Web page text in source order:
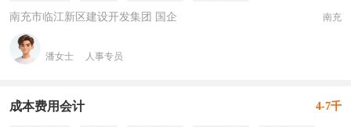
南充市临江新区建设开发集团 国企 南充
潘女士 人事专员
成本费用会计 4-7千